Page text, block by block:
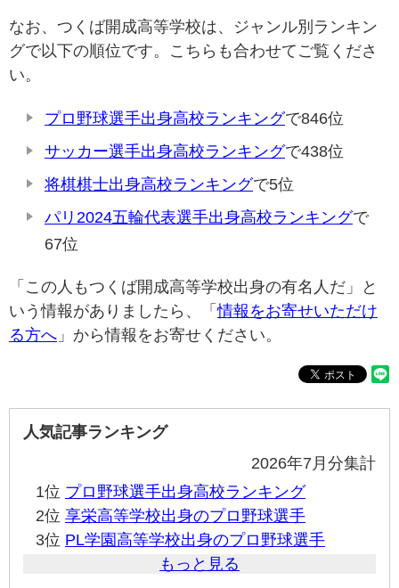
なお、つくば開成高等学校は、ジャンル別ランキン
グで以下の順位です。こちらも合わせてご覧くださ
い。
プロ野球選手出身高校ランキングで846位
サッカー選手出身高校ランキングで438位
将棋棋士出身高校ランキングで5位
パリ2024五輪代表選手出身高校ランキングで
67位
「この人もつくば開成高等学校出身の有名人だ」と
いう情報がありましたら、「情報をお寄せいただけ
る方へ 」から情報をお寄せください。
人気記事ランキング
2026年7月分集計
1位 プロ野球選手出身高校ランキング
2位 享栄高等学校出身のプロ野球選手
3位 PL学園高等学校出身のプロ野球選手
もっと見る